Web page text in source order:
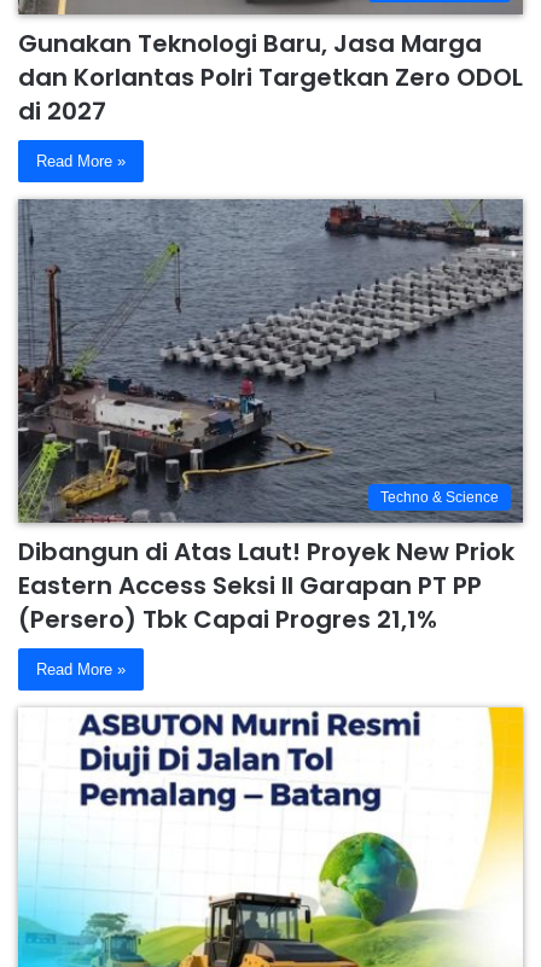
Gunakan Teknologi Baru, Jasa Marga
dan Korlantas Polri Targetkan Zero ODOL
di 2027
Read More »
Techno & Science
Dibangun di Atas Laut! Proyek New Priok
Eastern Access Seksi II Garapan PT PP
(Persero) Tbk Capai Progres 21,1%
Read More »